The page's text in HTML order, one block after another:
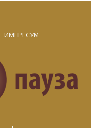
ИМПРЕСУМ